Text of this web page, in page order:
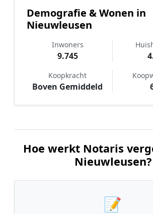
Demografie & Wonen in
Nieuwleusen
Inwoners
9.745
Koopkracht
Boven Gemiddeld
Hoe werkt Notaris
Nieuwleusen?
📝